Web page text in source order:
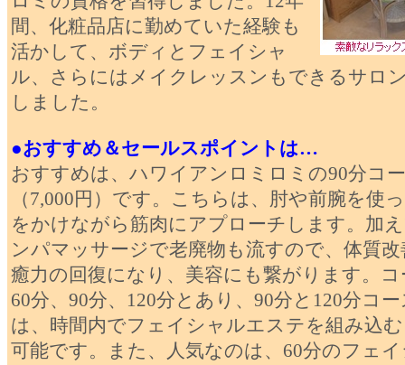
間、化粧品店に勤めていた経験も
活かして、ボディとフェイシャ
ル、さらにはメイクレッスンもできるサロ
しました。
●おすすめ＆セールスポイントは…
おすすめは、ハワイアンロミロミの90分コ
（7,000円）です。こちらは、肘や前腕を使
をかけながら筋肉にアプローチします。加
ンパマッサージで老廃物も流すので、体質改
癒力の回復になり、美容にも繋がります。
60分、90分、120分とあり、90分と120分コ
は、時間内でフェイシャルエステを組み込
可能です。また、人気なのは、60分のフェ